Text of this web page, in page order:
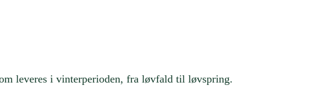
leveres i vinterperioden, fra løvfald til løvspring.